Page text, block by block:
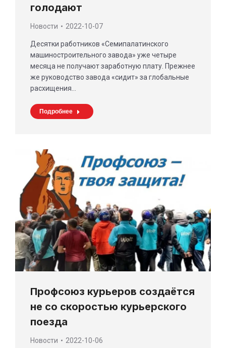
голодают
Новости 2022-10-07
Десятки работников «Семипалатинского
машиностроительного завода» уже четыре
месяца не получают заработную плату. Прежнее
же руководство завода «сидит» за глобальные
расхищения…
Подробнее
Профсоюз курьеров создаётся
не со скоростью курьерского
поезда
Новости 2022-10-06